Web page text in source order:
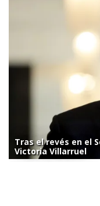
Tras el revés en el
Victoria Villarruel